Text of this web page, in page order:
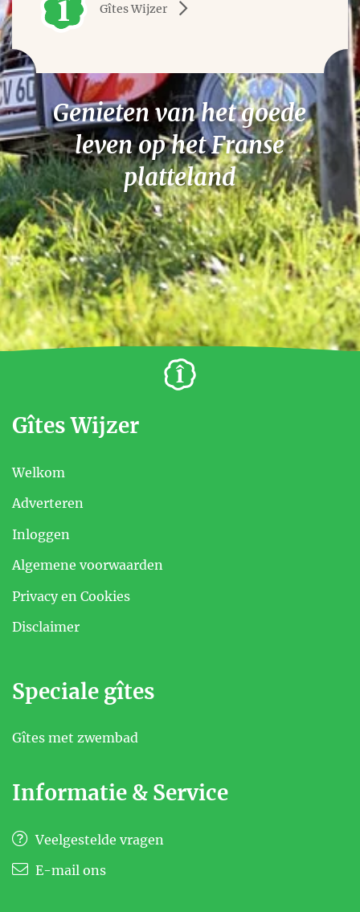
Gîtes Wijzer
Genieten van het goede
leven op het Franse
platteland
Gîtes Wijzer
Welkom
Adverteren
Inloggen
Algemene voorwaarden
Privacy en Cookies
Disclaimer
Speciale gîtes
Gîtes met zwembad
Informatie & Service
Veelgestelde vragen
E-mail ons